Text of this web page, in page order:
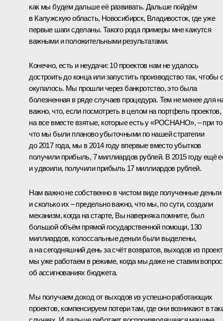
как мы будем дальше её развивать. Дальше пойдём
в Калужскую область, Новосибирск, Владивосток, где уже
первые шаги сделаны. Такого рода примеры мне кажутся
важными и положительными результатами.
Конечно, есть и неудачи: 10 проектов нам не удалось
достроить до конца или запустить производство так, чтобы
окупалось. Мы прошли через банкротство, это была
болезненная в ряде случаев процедура. Тем не менее для
важно, что, если посмотреть в целом на портфель проектов,
на все вместе взятые, которые есть у «РОСНАНО», – при
что мы были планово убыточными по нашей стратегии
до 2017 года, мы в 2014 году впервые вместо убытков
получили прибыль, 7 миллиардов рублей. В 2015 году ещё
и удвоили, получили прибыль 17 миллиардов рублей.
Нам важно не собственно в чистом виде полученные деньги
и сколько их – предельно важно, что мы, по сути, создали
механизм, когда на старте, Вы наверняка помните, был
большой объём прямой государственной помощи, 130
миллиардов, колоссальные деньги были выделены,
а на сегодняшний день за счёт возвратов, выходов из
мы уже работаем в режиме, когда мы даже не ставим вопрос
об ассигнованиях бюджета.
Мы получаем доход от выходов из успешно работающих
проектов, компенсируем потери там, где они возникают в